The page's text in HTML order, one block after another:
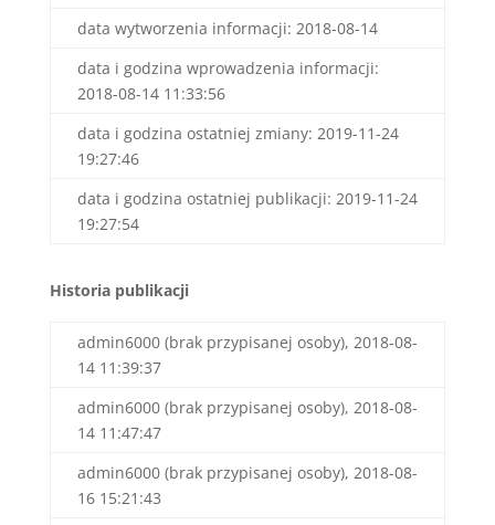
data wytworzenia informacji: 2018-08-14
data i godzina wprowadzenia informacji:
2018-08-14 11:33:56
data i godzina ostatniej zmiany: 2019-11-24
19:27:46
data i godzina ostatniej publikacji: 2019-11-24
19:27:54
Historia publikacji
admin6000 (brak przypisanej osoby), 2018-08-
14 11:39:37
admin6000 (brak przypisanej osoby), 2018-08-
14 11:47:47
admin6000 (brak przypisanej osoby), 2018-08-
16 15:21:43